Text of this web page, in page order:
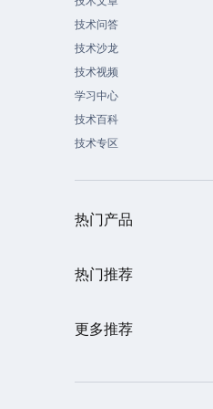
技术问答
技术沙龙
技术视频
学习中心
技术百科
技术专区
热门产品
热门推荐
更多推荐